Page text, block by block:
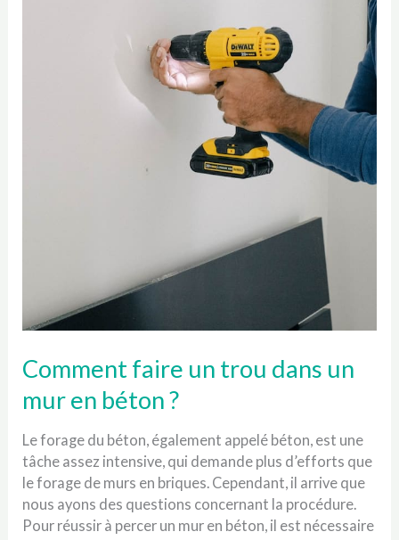
Comment faire un trou dans un
mur en béton ?
Le forage du béton, également appelé béton, est une
tâche assez intensive, qui demande plus d’efforts que
le forage de murs en briques. Cependant, il arrive que
nous ayons des questions concernant la procédure.
Pour réussir à percer un mur en béton, il est nécessaire